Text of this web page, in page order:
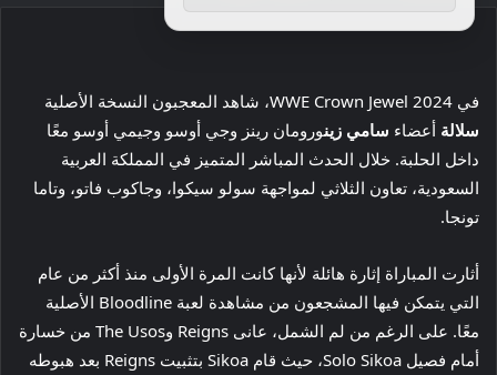
في WWE Crown Jewel 2024، شاهد المعجبون النسخة الأصلية
سلالة أعضاء سامي زينورومان رينز وجي أوسو وجيمي أوسو معًا
داخل الحلبة. خلال الحدث المباشر المتميز في المملكة العربية
السعودية، تعاون الثلاثي لمواجهة سولو سيكوا، وجاكوب فاتو، وتاما
تونجا.
أثارت المباراة إثارة هائلة لأنها كانت المرة الأولى منذ أكثر من عام
التي يتمكن فيها المشجعون من مشاهدة لعبة Bloodline الأصلية
معًا. على الرغم من لم الشمل، عانى Reigns وThe Usos من خسارة
أمام فصيل Solo Sikoa، حيث قام Sikoa بتثبيت Reigns بعد هبوطه